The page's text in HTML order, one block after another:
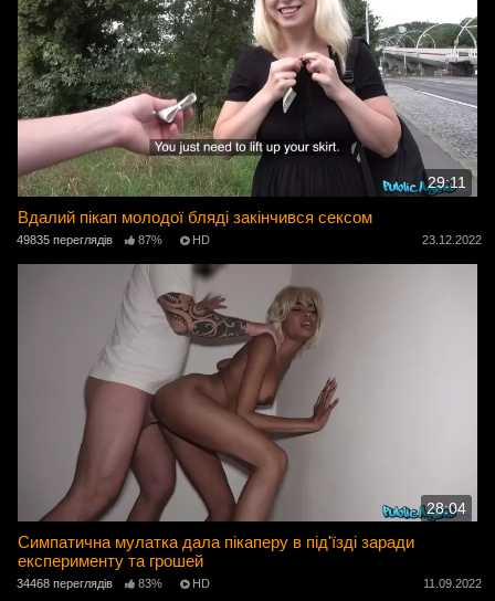
29:11
Вдалий пікап молодої бляді закінчився сексом
49835 переглядів 87% HD 23.12.2022
28:04
Симпатична мулатка дала пікаперу в під'їзді заради
експерименту та грошей
34468 переглядів 83% HD 11.09.2022